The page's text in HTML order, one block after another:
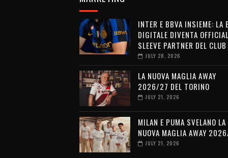
INTER E BBVA INSIEME: LA
DIGITALE DIVENTA OFFICIAL
SLEEVE PARTNER DEL CLUB
JULY 28, 2026
LA NUOVA MAGLIA AWAY
2026/27 DEL TORINO
JULY 21, 2026
MILAN E PUMA SVELANO LA
NUOVA MAGLIA AWAY
JULY 21, 2026